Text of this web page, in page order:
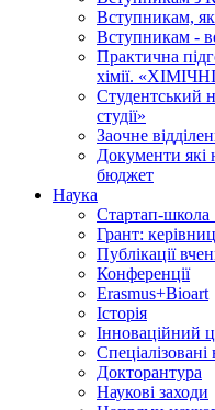
Вступникам,
Вступникам -
Практична
хімії.
Студентський
студії»
Заочне
Документи які
бюджет
Наука
Стартап-школа
Грант:
Публікації
Конференції
Erasmus+Bioart
Історія
Інноваційний
Спеціалізовані
Докторантура
Наукові заходи